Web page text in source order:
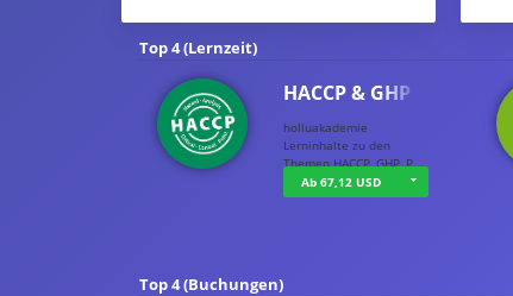
Top 4 (Lernzeit)
HACCP & GHP
holluakademie
Lerninhalte zu den
Themen HACCP, GHP, P…
Ab 67,12 USD
Top 4 (Buchungen)